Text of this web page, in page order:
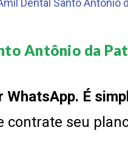
Dental Santo Antônio
Antônio da
WhatsApp. É
contrate seu